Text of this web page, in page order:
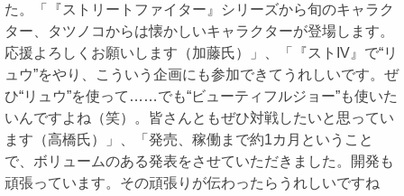
た。「『ストリートファイター』シリーズから旬のキャラク
ター、タツノコからは懐かしいキャラクターが登場します。
応援よろしくお願いします（加藤氏）」、「『ストIV』で“リ
ュウ”をやり、こういう企画にも参加できてうれしいです。ぜ
ひ“リュウ”を使って……でも“ビューティフルジョー”も使いた
いんですよね（笑）。皆さんともぜひ対戦したいと思ってい
ます（高橋氏）」、「発売、稼働まで約1カ月ということ
で、ボリュームのある発表をさせていただきました。開発も
頑張っています。その頑張りが伝わったらうれしいですね